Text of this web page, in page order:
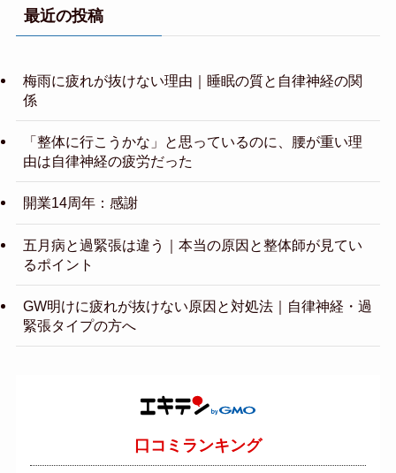
最近の投稿
梅雨に疲れが抜けない理由｜睡眠の質と自律神経の関
係
「整体に行こうかな」と思っているのに、腰が重い理
由は自律神経の疲労だった
開業14周年：感謝
五月病と過緊張は違う｜本当の原因と整体師が見てい
るポイント
GW明けに疲れが抜けない原因と対処法｜自律神経・過
緊張タイプの方へ